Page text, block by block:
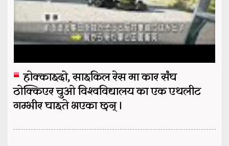
होक्काइदो, साइकिल रेस मा कार संघ
ठोक्किएर चुओ विश्वविद्यालय का एक एथलीट
गम्भीर घाइते भएका छन् ।